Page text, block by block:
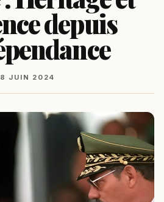
depuis
8 JUIN 2024